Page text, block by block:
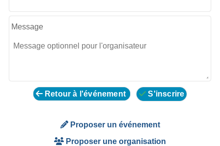
Message
Retour à l'événement S'inscrire
Proposer un événement
Proposer une organisation